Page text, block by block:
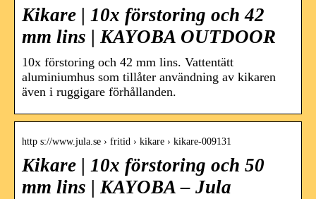
Kikare | 10x förstoring och 42
mm lins | KAYOBA OUTDOOR
10x förstoring och 42 mm lins. Vattentätt
aluminiumhus som tillåter användning av kikaren
även i ruggigare förhållanden.
http s://www.jula.se › fritid › kikare › kikare-009131
Kikare | 10x förstoring och 50
mm lins | KAYOBA – Jula